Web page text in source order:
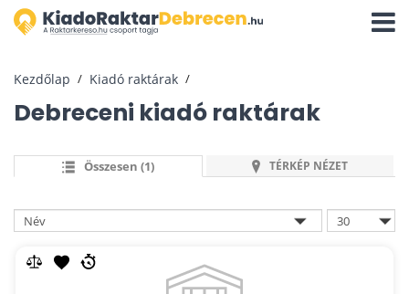
Kezdőlap Kiadó raktárak
Debreceni kiadó raktárak
Összesen (1) TÉRKÉP NÉZET